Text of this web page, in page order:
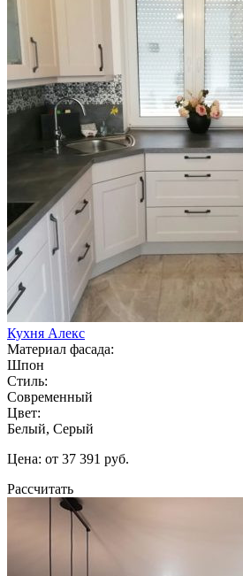
Кухня Алекс
Материал фасада:
Шпон
Стиль:
Современный
Цвет:
Белый, Серый
Цена: от 37 391 руб.
Рассчитать